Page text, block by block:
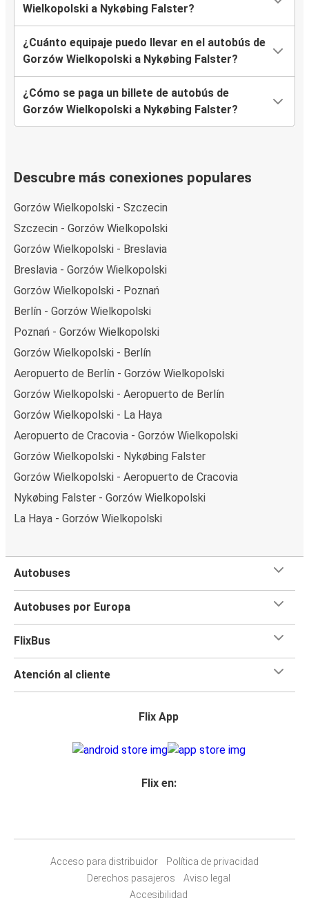
Wielkopolski a Nykøbing Falster?
¿Cuánto equipaje puedo llevar en el autobús de
Gorzów Wielkopolski a Nykøbing Falster?
¿Cómo se paga un billete de autobús de
Gorzów Wielkopolski a Nykøbing Falster?
Descubre más conexiones populares
Gorzów Wielkopolski - Szczecin
Szczecin - Gorzów Wielkopolski
Gorzów Wielkopolski - Breslavia
Breslavia - Gorzów Wielkopolski
Gorzów Wielkopolski - Poznań
Berlín - Gorzów Wielkopolski
Poznań - Gorzów Wielkopolski
Gorzów Wielkopolski - Berlín
Aeropuerto de Berlín - Gorzów Wielkopolski
Gorzów Wielkopolski - Aeropuerto de Berlín
Gorzów Wielkopolski - La Haya
Aeropuerto de Cracovia - Gorzów Wielkopolski
Gorzów Wielkopolski - Nykøbing Falster
Gorzów Wielkopolski - Aeropuerto de Cracovia
Nykøbing Falster - Gorzów Wielkopolski
La Haya - Gorzów Wielkopolski
Autobuses
Autobuses por Europa
FlixBus
Atención al cliente
Flix App
Flix en:
Acceso para distribuidor
Política de privacidad
Derechos pasajeros
Aviso legal
Accesibilidad